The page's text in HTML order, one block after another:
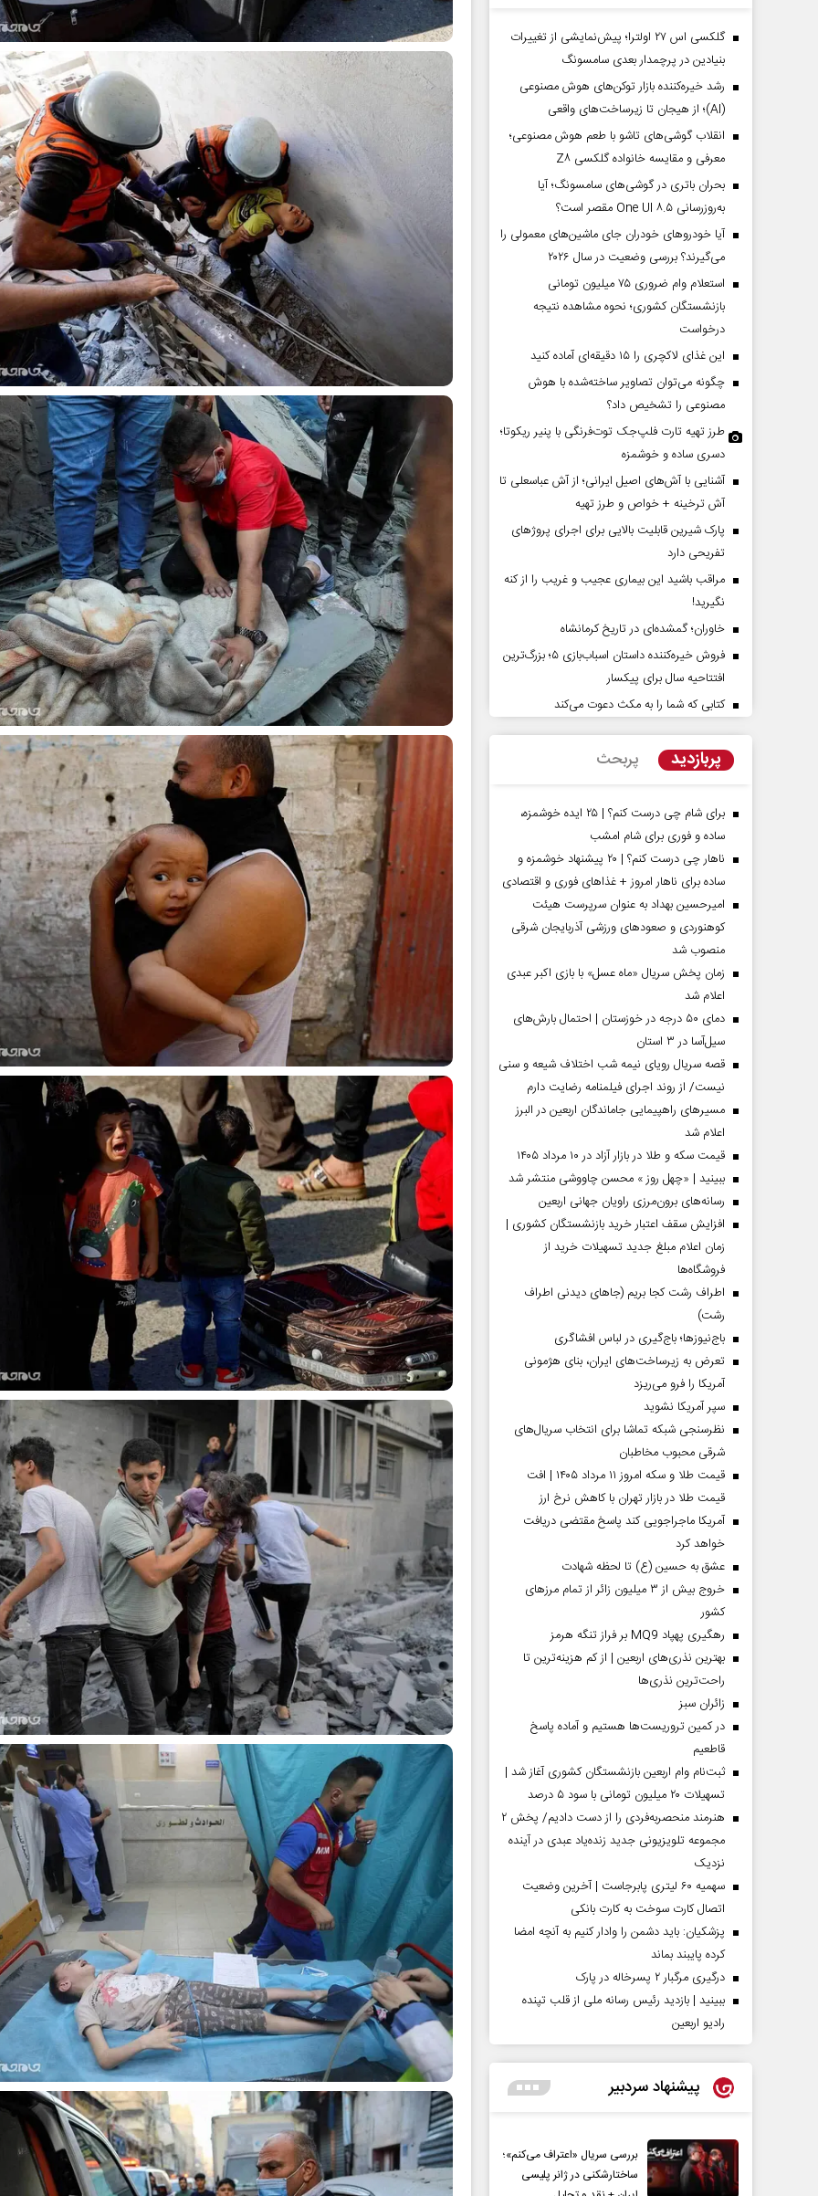
گلکسی اس ۲۷ اولترا؛ پیش‌نمایشی از تغییرات
بنیادین در پرچمدار بعدی سامسونگ
رشد خیره‌کننده بازار توکن‌های هوش مصنوعی
(AI)؛ از هیجان تا زیرساخت‌های واقعی
انقلاب گوشی‌های تاشو‌ با طعم هوش مصنوعی؛
معرفی و مقایسه خانواده گلکسی Z۸
بحران باتری در گوشی‌های سامسونگ؛ آیا
به‌روزرسانی One UI ۸.۵ مقصر است؟
آیا خودروهای خودران جای ماشین‌های معمولی را
می‌گیرند؟ بررسی وضعیت در سال ۲۰۲۶
استعلام وام ضروری ۷۵ میلیون تومانی
بازنشستگان کشوری؛ نحوه مشاهده نتیجه
درخواست
این غذای لاکچری را ۱۵ دقیقه‌ای آماده کنید
چگونه می‌توان تصاویر ساخته‌شده با هوش
مصنوعی را تشخیص داد؟
طرز تهیه تارت فلپ‌جک توت‌فرنگی با پنیر ریکوتا؛
دسری ساده و خوشمزه
آشنایی با آش‌های اصیل ایرانی؛ از آش عباسعلی تا
آش ترخینه + خواص و طرز تهیه
پارک شیرین قابلیت‌ بالایی برای اجرای پروژهای
تفریحی دارد
مراقب باشید این بیماری عجیب و غریب را از کنه
نگیرید!
خاوران؛ گمشده‌ای در تاریخ کرمانشاه
فروش خیره‌کننده داستان اسباب‌بازی ۵؛ بزرگ‌ترین
افتتاحیه سال برای پیکسار
کتابی که شما را به مکث دعوت می‌کند
پربازدید پربحث
برای شام چی درست کنم؟ | ۲۵ ایده خوشمزه،
ساده و فوری برای شام امشب
ناهار چی درست کنم؟ | ۲۰ پیشنهاد خوشمزه و
ساده برای ناهار امروز + غذاهای فوری و اقتصادی
امیرحسین بهداد به عنوان سرپرست هیئت
کوهنوردی و صعودهای ورزشی آذربایجان شرقی
منصوب شد
زمان پخش سریال «ماه عسل» با بازی اکبر عبدی
اعلام شد
دمای ۵۰ درجه در خوزستان | احتمال بارش‌های
سیل‌آسا در ۳ استان
قصه سریال رویای نیمه شب اختلاف شیعه و سنی
نیست/ از روند اجرای فیلمنامه رضایت دارم
مسیر‌های راهپیمایی جاماندگان اربعین در البرز
اعلام شد
قیمت سکه و طلا در بازار آزاد در ۱۰ مرداد ۱۴۰۵
ببینید | «چهل روز » محسن چاووشی منتشر شد
رسانه‌های برون‌مرزی راویان جهانی اربعین
افزایش سقف اعتبار خرید بازنشستگان کشوری |
زمان اعلام مبلغ جدید تسهیلات خرید از
فروشگاه‌ها
اطراف رشت کجا بریم (جاهای دیدنی اطراف
رشت)
باج‌نیوزها؛ باج‌گیری در لباس افشاگری
تعرض به زیرساخت‌های ایران، بنای هژمونی
آمریکا را فرو می‌ریزد
سپر آمریکا نشوید
نظرسنجی شبکه تماشا برای انتخاب سریال‌های
شرقی محبوب مخاطبان
قیمت طلا و سکه امروز ۱۱ مرداد ۱۴۰۵ | افت
قیمت طلا در بازار تهران با کاهش نرخ ارز
آمریکا ماجراجویی کند پاسخ مقتضی دریافت
خواهد کرد
عشق به حسین (ع) تا لحظه شهادت
خروج بیش از ۳ میلیون زائر از تمام مرز‌های
کشور
رهگیری پهپاد MQ9 بر فراز تنگه هرمز
بهترین نذری‌های اربعین | از کم هزینه‌ترین تا
راحت‌ترین نذری‌ها
‌زائران سبز
در کمین تروریست‌ها هستیم و آماده پاسخ
قاطعیم
ثبت‌نام وام اربعین بازنشستگان کشوری آغاز شد |
تسهیلات ۲۰ میلیون تومانی با سود ۵ درصد
هنرمند منحصر‌به‌فردی را از دست دادیم/ پخش ۲
مجموعه تلویزیونی جدید زنده‌یاد عبدی در آینده
نزدیک
سهمیه ۶۰ لیتری پابرجاست | آخرین وضعیت
اتصال کارت سوخت به کارت بانکی
پزشکیان: باید دشمن را وادار کنیم به آنچه امضا
کرده پایبند بماند
درگیری مرگبار ۲ پسرخاله در پارک
ببینید | بازدید رئیس رسانه ملی از قلب تپنده
رادیو اربعین
پیشنهاد سردبیر
بررسی سریال «اعتراف می‌کنم»؛
ساختارشکنی در ژانر پلیسی
پشت‌پرده تهدیدات کوتاه‏‌مدت و
ادعا‌های خلاف واقع آمریکا
عباس سلیمی‌نمین - تحلیلگر مسائل سیاسی
اربعین نماد مقاومت
استکبار‌
رحمت‌الله نوروزی - عضو کمیسیون
مجلس
صفحات نخست روزنامه ها‌ی‌سه‌شنبه ۶ مردادماه صفحات نخست روزنامه ها‌ی یکشنبه ۴ مردادماه صفحات نخست روزنامه ها‌ی شنبه ۳ مردادماه